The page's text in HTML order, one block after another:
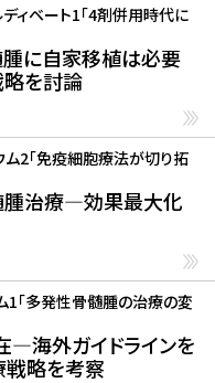
ィベート1「4剤併用時代に
腫に自家移植は必要
を討論
ム2「免疫細胞療法が切り拓
腫治療―効果最大化
1「多発性骨髄腫の治療の変
―海外ガイドラインを
戦略を考察